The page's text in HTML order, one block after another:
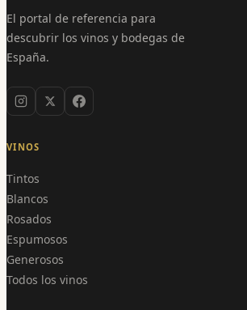
El portal de referencia para
descubrir los vinos y bodegas de
España.
VINOS
Tintos
Blancos
Rosados
Espumosos
Generosos
Todos los vinos